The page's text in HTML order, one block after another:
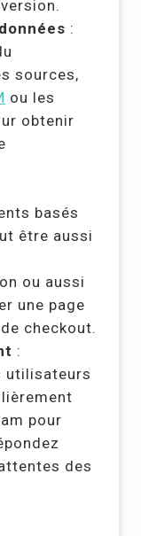
:
sources,
ou les
obtenir
basés
être aussi
ou aussi
une page
checkout.
:
utilisateurs
pour
des